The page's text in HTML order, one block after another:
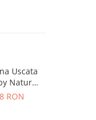
Uscata
Nature
RON